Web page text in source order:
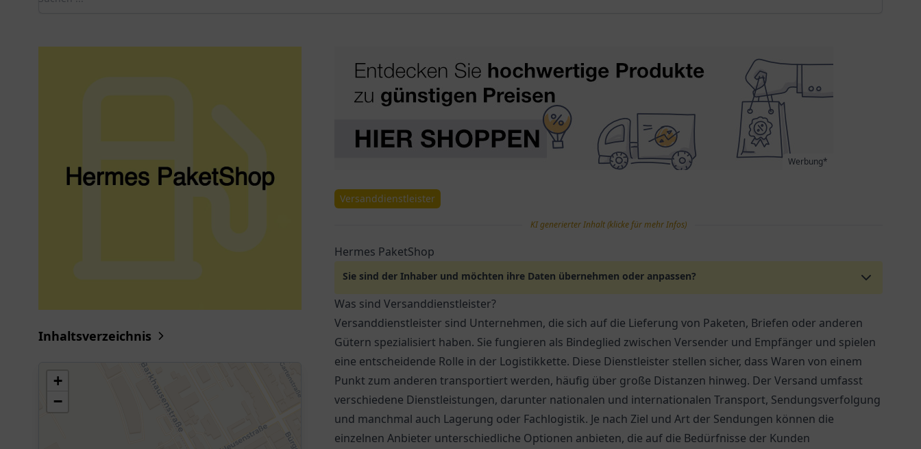
Inhaltsverzeichnis
+
−
Werbung*
Versanddienstleister
KI generierter Inhalt (klicke für mehr Infos)
Hermes PaketShop
Sie sind der Inhaber und möchten ihre Daten übernehmen oder anpassen?
Was sind Versanddienstleister?
Versanddienstleister sind Unternehmen, die sich auf die Lieferung von Paketen, Briefen oder anderen
Gütern spezialisiert haben. Sie fungieren als Bindeglied zwischen Versender und Empfänger und spielen
eine entscheidende Rolle in der Logistikkette. Diese Dienstleister stellen sicher, dass Waren von einem
Punkt zum anderen transportiert werden, häufig über große Distanzen hinweg. Der Versand umfasst
verschiedene Dienstleistungen, darunter nationalen und internationalen Transport, Sendungsverfolgung
und manchmal auch Lagerung oder Fachlogistik. Je nach Ziel und Art der Sendungen können die
einzelnen Anbieter unterschiedliche Optionen anbieten, die auf die Bedürfnisse der Kunden